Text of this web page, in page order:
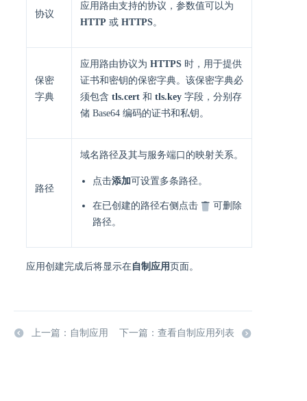
协议
应用路由支持的协议，参数值可以为
HTTP 或 HTTPS。
保密
字典
应用路由协议为 HTTPS 时，用于提供
证书和密钥的保密字典。该保密字典必
须包含 tls.cert 和 tls.key 字段，分别存
储 Base64 编码的证书和私钥。
路径
域名路径及其与服务端口的映射关系。
点击添加可设置多条路径。
在已创建的路径右侧点击
可删除
路径。
应用创建完成后将显示在自制应用页面。
上一篇：自制应用 下一篇：查看自制应用列表